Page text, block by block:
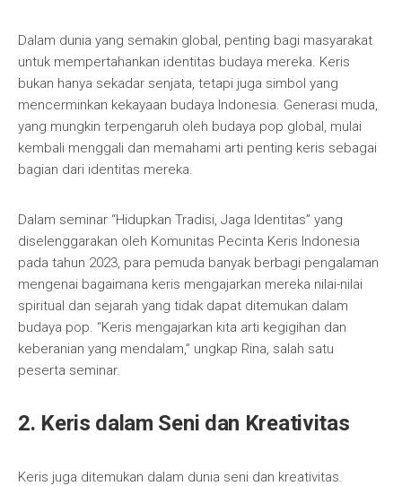
Dalam dunia yang semakin global, penting bagi masyarakat
untuk mempertahankan identitas budaya mereka. Keris
bukan hanya sekadar senjata, tetapi juga simbol yang
mencerminkan kekayaan budaya Indonesia. Generasi muda,
yang mungkin terpengaruh oleh budaya pop global, mulai
kembali menggali dan memahami arti penting keris sebagai
bagian dari identitas mereka.
Dalam seminar “Hidupkan Tradisi, Jaga Identitas” yang
diselenggarakan oleh Komunitas Pecinta Keris Indonesia
pada tahun 2023, para pemuda banyak berbagi pengalaman
mengenai bagaimana keris mengajarkan mereka nilai-nilai
spiritual dan sejarah yang tidak dapat ditemukan dalam
budaya pop. “Keris mengajarkan kita arti kegigihan dan
keberanian yang mendalam,” ungkap Rina, salah satu
peserta seminar.
2. Keris dalam Seni dan Kreativitas
Keris juga ditemukan dalam dunia seni dan kreativitas.